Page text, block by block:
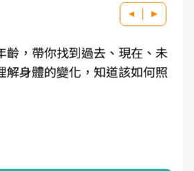
齡，帶你找到過去、現在、未
解身體的變化，知道該如何照